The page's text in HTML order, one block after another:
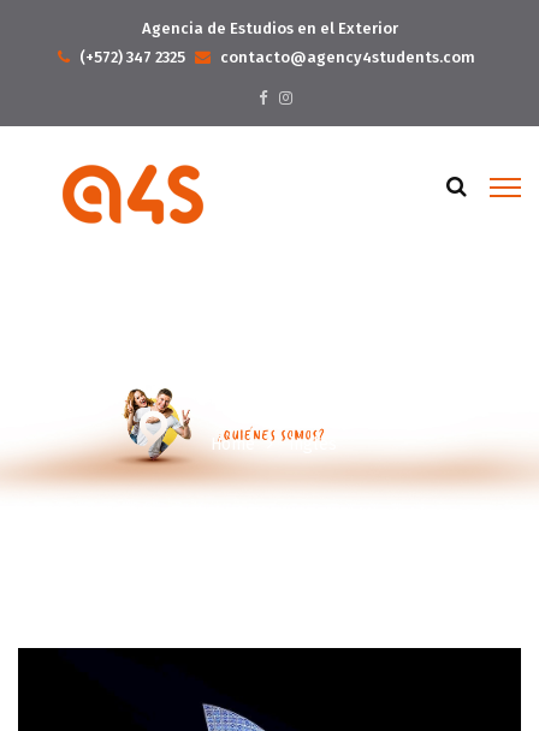
Agencia de Estudios en el Exterior
(+572) 347 2325
contacto@agency4students.com
Home ingles